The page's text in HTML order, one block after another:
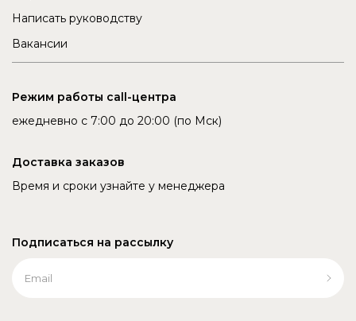
Написать руководству
Вакансии
Режим работы call-центра
ежедневно с 7:00 до 20:00 (по Мск)
Доставка заказов
Время и сроки узнайте у менеджера
Подписаться на рассылку